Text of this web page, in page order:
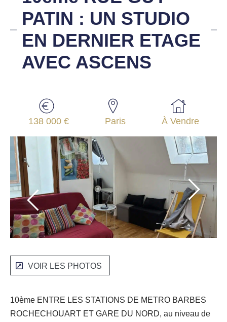
PATIN : UN STUDIO
EN DERNIER ETAGE
AVEC ASCENS
138 000 € Paris À Vendre
VOIR LES PHOTOS
10ème ENTRE LES STATIONS DE METRO BARBES
ROCHECHOUART ET GARE DU NORD, au niveau de